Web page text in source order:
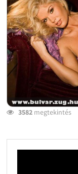
3582megtekintés